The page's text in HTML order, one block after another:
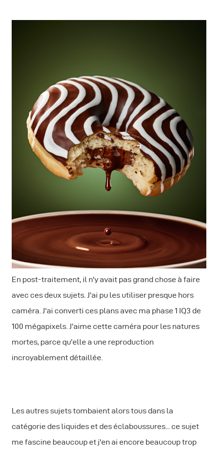
En post-traitement, il n'y avait pas grand chose à faire
avec ces deux sujets. J'ai pu les utiliser presque hors
caméra. J'ai converti ces plans avec ma phase 1 IQ3 de
100 mégapixels. J'aime cette caméra pour les natures
mortes, parce qu'elle a une reproduction
incroyablement détaillée.
Les autres sujets tombaient alors tous dans la
catégorie des liquides et des éclaboussures... ce sujet
me fascine beaucoup et j'en ai encore beaucoup trop